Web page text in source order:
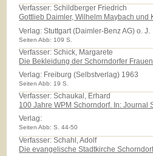
Verfasser: Schildberger Friedrich
Gottlieb Daimler, Wilhelm Maybach und
Verlag:Stuttgart (Daimler-Benz AG) o. J.
Seiten Abb: 109 S.
Verfasser: Schick, Margarete
Die Bekleidung der Schorndorfer Frauen
Verlag: Freiburg (Selbstverlag) 1963
Seiten Abb: 19 S.
Verfasser: Schaukal, Erhard
100 Jahre WPM Schorndorf. In: Journal
Verlag:
Seiten Abb: S. 44-50
Verfasser: Schahl, Adolf
Die evangelische Stadtkirche